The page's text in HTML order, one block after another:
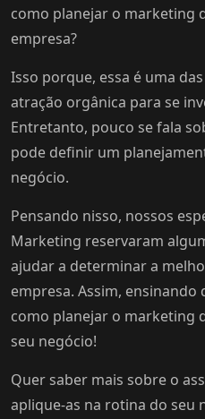
como planejar o marketing
empresa?
Isso porque, essa é uma
atração orgânica para se
Entretanto, pouco se fala
pode definir um
negócio.
Pensando nisso, nossos
Marketing reservaram
ajudar a determinar a
empresa. Assim, ensinando
como planejar o marketing
seu negócio!
Quer saber mais sobre o
aplique-as na rotina do seu